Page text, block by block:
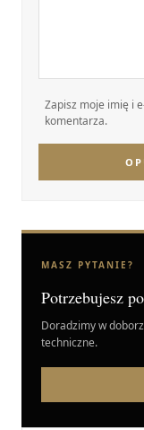
Zapisz moje imię i
komentarza.
MASZ PYTANIE?
Potrzebujesz
Doradzimy w
techniczne.